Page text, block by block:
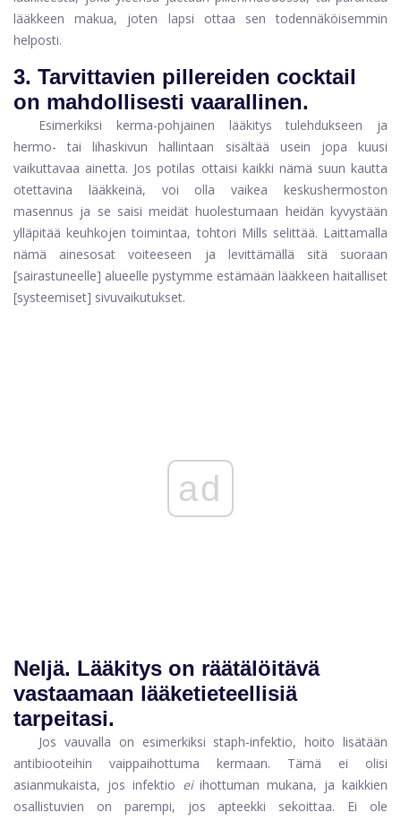
lääkkeen makua, joten lapsi ottaa sen todennäköisemmin
helposti.
3. Tarvittavien pillereiden cocktail
on mahdollisesti vaarallinen.
Esimerkiksi kerma-pohjainen lääkitys tulehdukseen ja
hermo- tai lihaskivun hallintaan sisältää usein jopa kuusi
vaikuttavaa ainetta. Jos potilas ottaisi kaikki nämä suun kautta
otettavina lääkkeinä, voi olla vaikea keskushermoston
masennus ja se saisi meidät huolestumaan heidän kyvystään
ylläpitää keuhkojen toimintaa, tohtori Mills selittää. Laittamalla
nämä ainesosat voiteeseen ja levittämällä sitä suoraan
[sairastuneelle] alueelle pystymme estämään lääkkeen haitalliset
[systeemiset] sivuvaikutukset.
ad
Neljä. Lääkitys on räätälöitävä
vastaamaan lääketieteellisiä
tarpeitasi.
Jos vauvalla on esimerkiksi staph-infektio, hoito lisätään
antibiooteihin vaippaihottuma kermaan. Tämä ei olisi
asianmukaista, jos infektio ei ihottuman mukana, ja kaikkien
osallistuvien on parempi, jos apteekki sekoittaa. Ei ole